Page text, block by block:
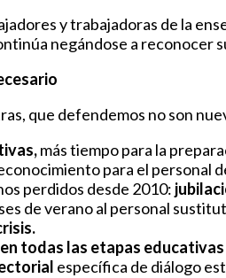
y trabajadoras de la
negándose a reconocer
que defendemos no son
más tiempo para la
para el personal
perdidos desde 2010:
de verano al personal
todas las etapas educativas
específica de diálogo